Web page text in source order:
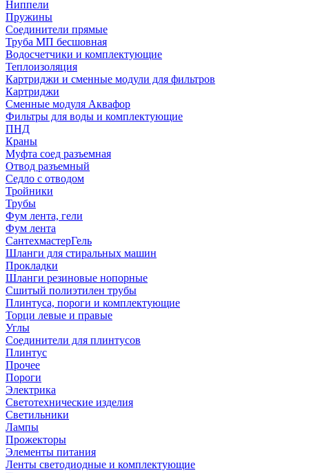
Ниппели
Пружины
Соединители прямые
Труба МП бесшовная
Водосчетчики и комплектующие
Теплоизоляция
Картриджи и сменные модули для фильтров
Картриджи
Сменные модуля Аквафор
Фильтры для воды и комплектующие
ПНД
Краны
Муфта соед разъемная
Отвод разъемный
Седло с отводом
Тройники
Трубы
Фум лента, гели
Фум лента
СантехмастерГель
Шланги для стиральных машин
Прокладки
Шланги резиновые нопорные
Сшитый полиэтилен трубы
Плинтуса, пороги и комплектующие
Торци левые и правые
Углы
Соединители для плинтусов
Плинтус
Прочее
Пороги
Электрика
Светотехнические изделия
Светильники
Лампы
Прожекторы
Элементы питания
Ленты светодиодные и комплектующие